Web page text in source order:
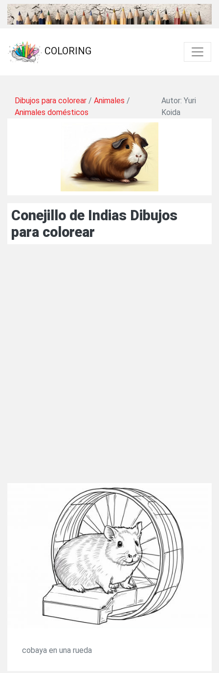
COLORING
Dibujos para colorear / Animales /
Animales domésticos
Autor: Yuri
Koida
Conejillo de Indias Dibujos
para colorear
cobaya en una rueda